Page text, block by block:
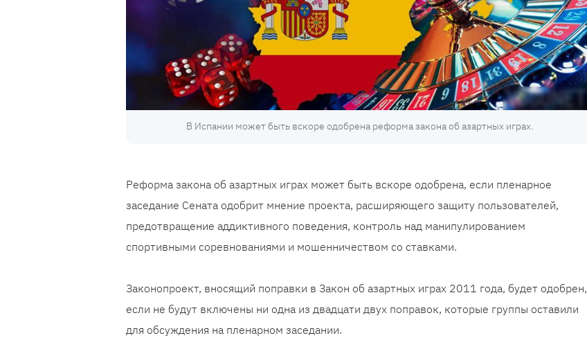
В Испании может быть вскоре одобрена реформа закона об азартных играх.
Реформа закона об азартных играх может быть вскоре одобрена, если пленарное
заседание Сената одобрит мнение проекта, расширяющего защиту пользователей,
предотвращение аддиктивного поведения, контроль над манипулированием
спортивными соревнованиями и мошенничеством со ставками.
Законопроект, вносящий поправки в Закон об азартных играх 2011 года, будет одобрен,
если не будут включены ни одна из двадцати двух поправок, которые группы оставили
для обсуждения на пленарном заседании.